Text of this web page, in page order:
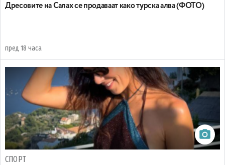
Дресовите на Салах се продаваат како турска алва (ФОТО)
пред 18 часа
СПОРТ